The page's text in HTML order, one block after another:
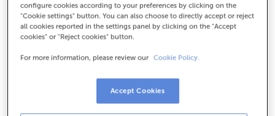
Cómo llegar
Gestiones comerciales
8:15 a 14:00.
cita previay te atenderemos el día y hora
configure cookies according to your preferences by clicking on the
"Cookie settings" button. You can also choose to directly accept or reject
all cookies reported in the settings panel by clicking on the "Accept
cookies" or "Reject cookies" button.
For more information, please review our Cookie Policy.
Accept Cookies